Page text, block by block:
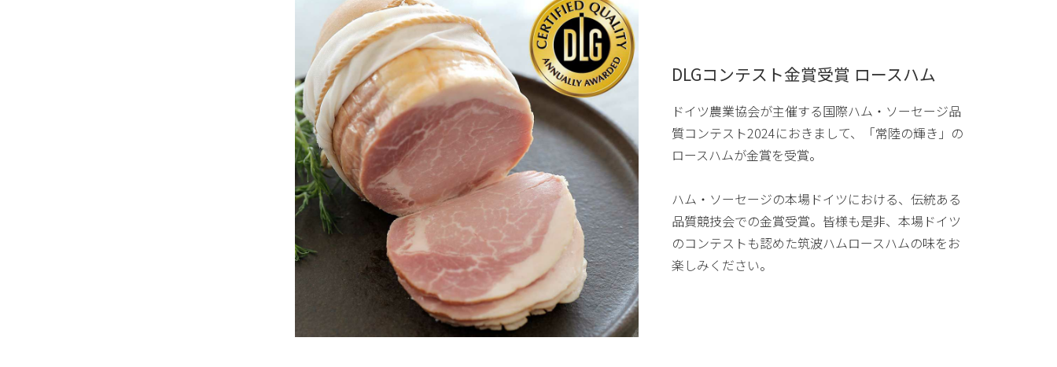
DLGコンテスト金賞受賞 ロースハム
ドイツ農業協会が主催する国際ハム・ソーセージ品
質コンテスト2024におきまして、「常陸の輝き」の
ロースハムが金賞を受賞。
ハム・ソーセージの本場ドイツにおける、伝統ある
品質競技会での金賞受賞。皆様も是非、本場ドイツ
のコンテストも認めた筑波ハムロースハムの味をお
楽しみください。